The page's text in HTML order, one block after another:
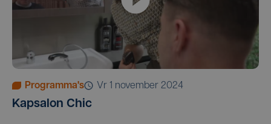
Programma's vr 1 november 2024
Kapsalon Chic